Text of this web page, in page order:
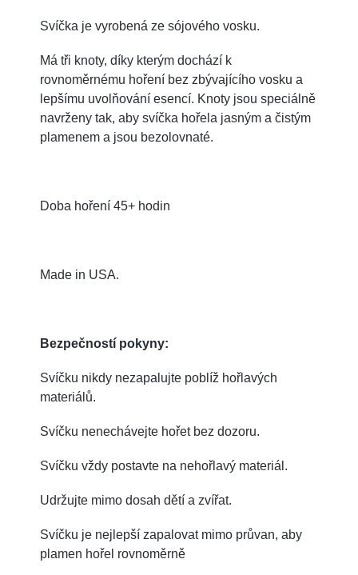
Svíčka je vyrobená ze sójového vosku.
Má tři knoty, díky kterým dochází k
rovnoměrnému hoření bez zbývajícího vosku a
lepšímu uvolňování esencí. Knoty jsou speciálně
navrženy tak, aby svíčka hořela jasným a čistým
plamenem a jsou bezolovnaté.
Doba hoření 45+ hodin
Made in USA.
Bezpečností pokyny:
Svíčku nikdy nezapalujte poblíž hořlavých
materiálů.
Svíčku nenechávejte hořet bez dozoru.
Svíčku vždy postavte na nehořlavý materiál.
Udržujte mimo dosah dětí a zvířat.
Svíčku je nejlepší zapalovat mimo průvan, aby
plamen hořel rovnoměrně